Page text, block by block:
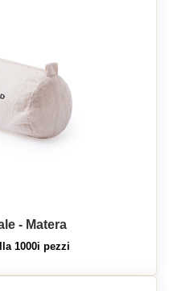
- Matera
1000i pezzi